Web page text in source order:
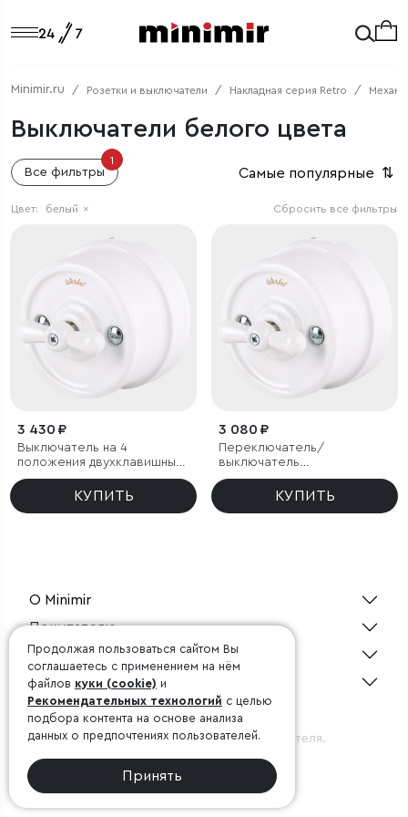
Minimir.ru Розетки и выключатели Накладная серия Retro
Выключатели белого цвета
Все фильтры
1
Самые популярные ⇅
Сбросить все фильтры
Цвет: белый ×
3 430 ₽
Выключатель на 4
положения двухклавишный
белый ретро
КУПИТЬ
3 080 ₽
Переключатель/
выключатель
одноклавишный белый
КУПИТЬ
О Minimir
Покупателю
Дизайнерам
Консультация 24/7
©1998-2026, Minimir.ru
Официальный интернет-магазин производителя.
Продолжая пользоваться сайтом Вы
соглашаетесь с применением на нём
файлов куки (cookie) и
Рекомендательных технологий с целью
подбора контента на основе анализа
данных о предпочтениях пользователей.
Принять